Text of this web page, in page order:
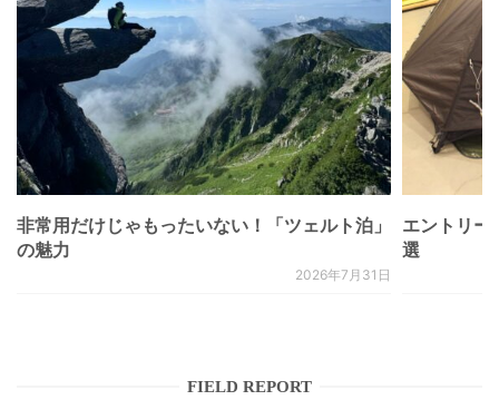
非常用だけじゃもったいない！「ツェルト泊」
の魅力
2026年7月31日
エントリー
選
FIELD REPORT